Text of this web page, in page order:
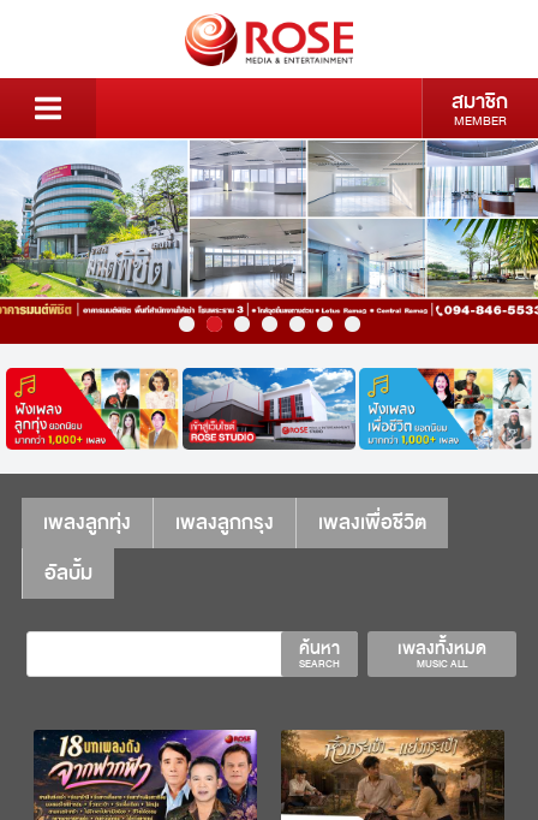
สมาชิก
MEMBER
เพลงลูกทุ่ง เพลงลูกกรุง
เพลงเพื่อชีวิต
อัลบั้ม
เพลงทั้งหมด
MUSIC ALL
ค้นหา
SEARCH